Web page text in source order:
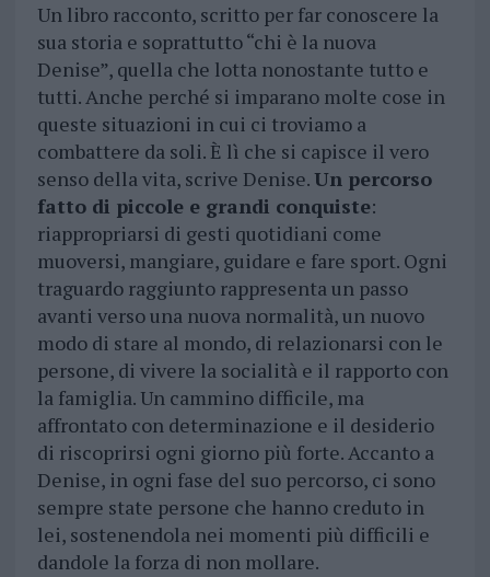
Un libro racconto, scritto per far conoscere la
sua storia e soprattutto “chi è la nuova
Denise”, quella che lotta nonostante tutto e
tutti. Anche perché si imparano molte cose in
queste situazioni in cui ci troviamo a
combattere da soli. È lì che si capisce il vero
senso della vita, scrive Denise.Un percorso
fatto di piccole e grandi conquiste:
riappropriarsi di gesti quotidiani come
muoversi, mangiare, guidare e fare sport. Ogni
traguardo raggiunto rappresenta un passo
avanti verso una nuova normalità, un nuovo
modo di stare al mondo, di relazionarsi con le
persone, di vivere la socialità e il rapporto con
la famiglia. Un cammino difficile, ma
affrontato con determinazione e il desiderio
di riscoprirsi ogni giorno più forte. Accanto a
Denise, in ogni fase del suo percorso, ci sono
sempre state persone che hanno creduto in
lei, sostenendola nei momenti più difficili e
dandole la forza di non mollare.